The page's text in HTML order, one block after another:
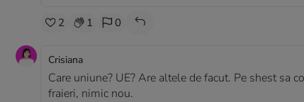
2 1 0
Crisiana
Care uniune? UE? Are altele de facut. Pe shest
fraieri, nimic nou.